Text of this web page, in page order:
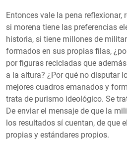
Entonces vale la pena reflexionar,
si morena tiene las preferencias
historia, si tiene millones de
formados en sus propias filas,
por figuras recicladas que
a la altura? ¿Por qué no disputar
mejores cuadros emanados y
trata de purismo ideológico. Se
De enviar el mensaje de que la
los resultados sí cuentan, de que
propias y estándares propios.